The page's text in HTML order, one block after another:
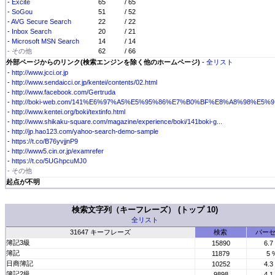
- Excite 65
/ 65
- SoGou 51
/ 52
-AVG Secure Search 22
/ 22
- Inbox Search 20
/ 21
- Microsoft MSN Search 14
/ 14
- その他
62
/ 66
外部ページからのリンク(検索エンジンを除く他のホームページ) - 全リスト
- http://www.jcci.or.jp
- http://www.sendaicci.or.jp/kentei/contents/02.html
- http://www.facebook.com/Gertruda
- http://boki-web.com/
- http://www.kentei.org/boki/textinfo.html
- http://www.shikaku-square.com/magazine/experience/boki/141boki-g...
- http://jp.hao123.com/yahoo-search-demo-sample
- https://t.co/B76yvjjnP9
- http://www5.cin.or.jp/examrefer
- https://t.co/5UGhpcuMJ0
- その他
起点が不明
検索文字列（キーフレーズ） (トップ 10)
全リスト
31647 キーフレーズ
検索
パー
簿記3級
15890
6.7
簿記
11879
5
日商簿記
10252
4.3